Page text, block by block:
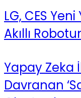
LG, CES
Akıllı
Yapay Zeka
Davranan